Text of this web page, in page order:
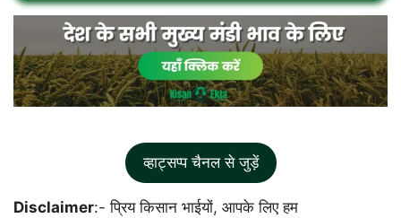
व्हाट्सप्प चैनल से जुड़ें
Disclaimer:- प्रिय किसान भाईयों, आपके लिए हम